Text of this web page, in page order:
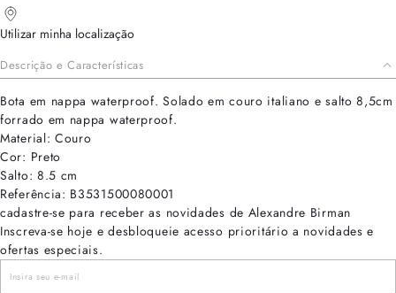
Utilizar minha localização
Descrição e Características
Bota em nappa waterproof. Solado em couro italiano e salto 8,5cm
forrado em nappa waterproof.
Material: Couro
Cor: Preto
Salto: 8.5 cm
Referência: B3531500080001
cadastre-se para receber as novidades de Alexandre Birman
Inscreva-se hoje e desbloqueie acesso prioritário a novidades e
ofertas especiais.